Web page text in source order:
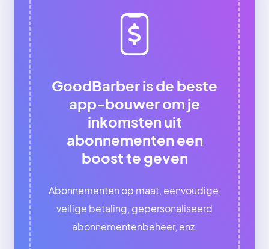
GoodBarber is de beste
app-bouwer om je
inkomsten uit
abonnementen een
boost te geven
Abonnementen op maat, eenvoudige,
veilige betaling, gepersonaliseerd
abonnementenbeheer, enz.